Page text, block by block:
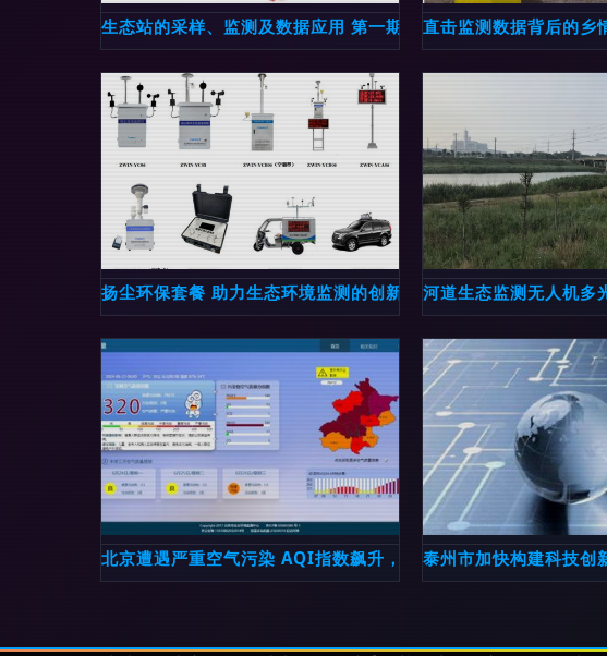
生态站的采样、监测及数据应用 第一期——以史小红博士的研究
直击监测数据背后的
扬尘环保套餐 助力生态环境监测的创新方案河道生态监测无人机多
北京遭遇严重空气污染 AQI指数飙升，呼吁市民减少出行
泰州市加快构建科技创